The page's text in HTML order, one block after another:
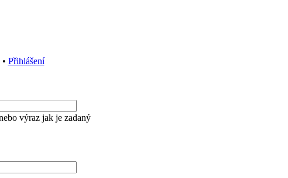
• Přihlášení
výraz jak je zadaný